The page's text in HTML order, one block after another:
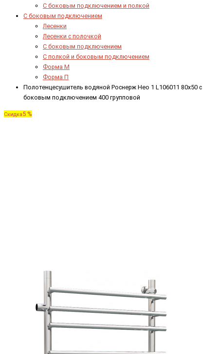
C боковым подключением и полкой
С боковым подключением
Лесенки
Лесенки с полочкой
С боковым подключением
С полкой и боковым подключением
Форма М
Форма П
Полотенцесушитель водяной Роснерж Нео 1 L106011 80x50 с
боковым подключением 400 групповой
Скидка5 %